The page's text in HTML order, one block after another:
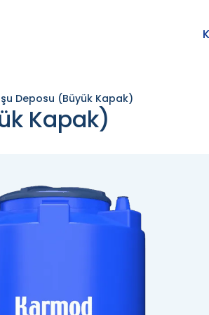
Deposu (Büyük Kapak)
Kapak)